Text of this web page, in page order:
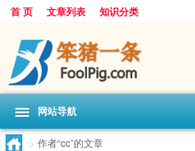
首 页 文章列表 知识分类
网站导航
> 作者“cc”的文章